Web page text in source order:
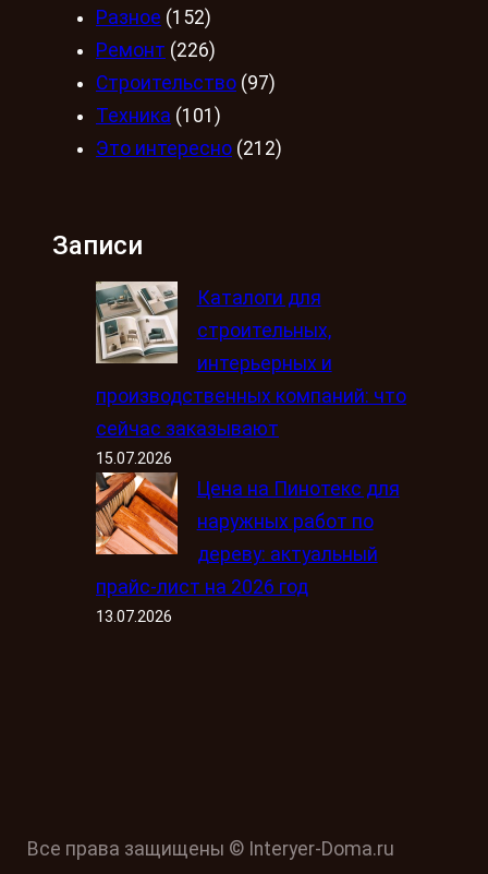
Разное (152)
Ремонт (226)
Строительство (97)
Техника (101)
Это интересно (212)
Записи
Каталоги для
строительных,
интерьерных и
производственных компаний: что
сейчас заказывают
15.07.2026
Цена на Пинотекс для
наружных работ по
дереву: актуальный
прайс-лист на 2026 год
13.07.2026
Все права защищены © Interyer-Doma.ru